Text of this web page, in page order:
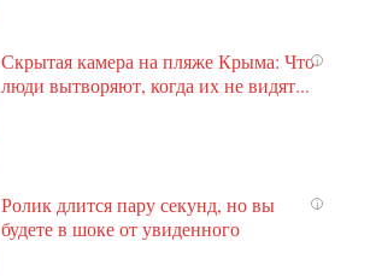
i
Скрытая камера на пляже Крыма: Что
люди вытворяют, когда их не видят...
i
Ролик длится пару секунд, но вы
будете в шоке от увиденного